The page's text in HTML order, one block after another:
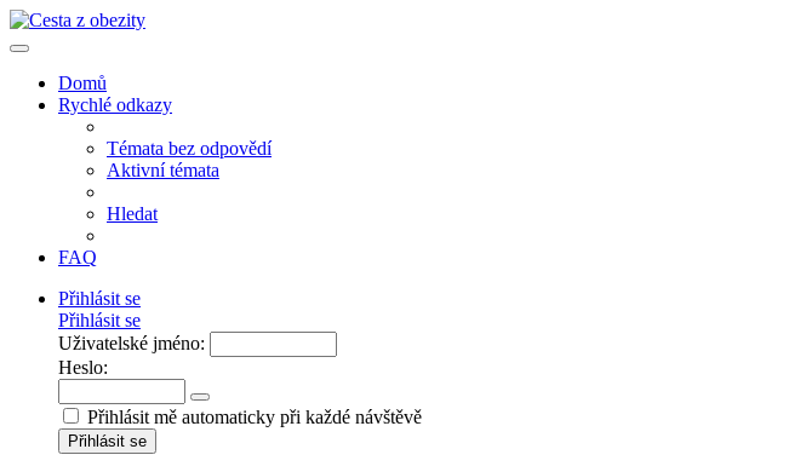
Domů
Rychlé odkazy
Témata bez odpovědí
Aktivní témata
Hledat
FAQ
Přihlásit se
Přihlásit se
Uživatelské jméno:
Heslo:
Přihlásit mě automaticky při každé návštěvě
Přihlásit se